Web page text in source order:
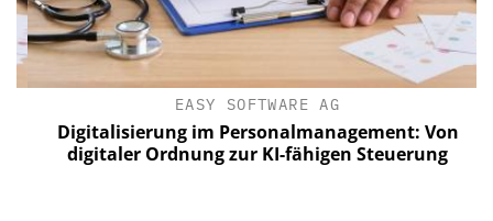
EASY SOFTWARE AG
Digitalisierung im Personalmanagement: Von
digitaler Ordnung zur KI-fähigen Steuerung